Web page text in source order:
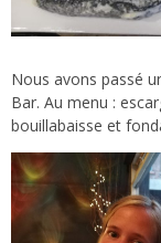
Nous avons passé
Bar. Au menu :
bouillabaisse et